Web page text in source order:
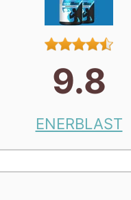
9.8
ENERBLAST